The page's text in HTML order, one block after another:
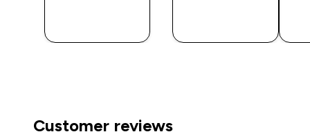
Customer reviews